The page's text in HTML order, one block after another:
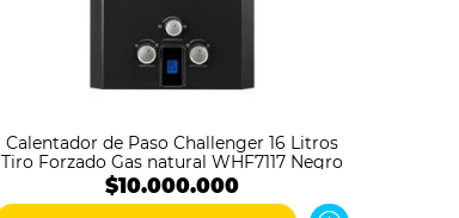
Calentador de Paso Challenger 16 Litros
Tiro Forzado Gas natural WHF7117 Negro
$10.000.000